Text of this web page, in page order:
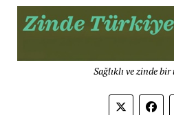
Sağlıklı ve zinde